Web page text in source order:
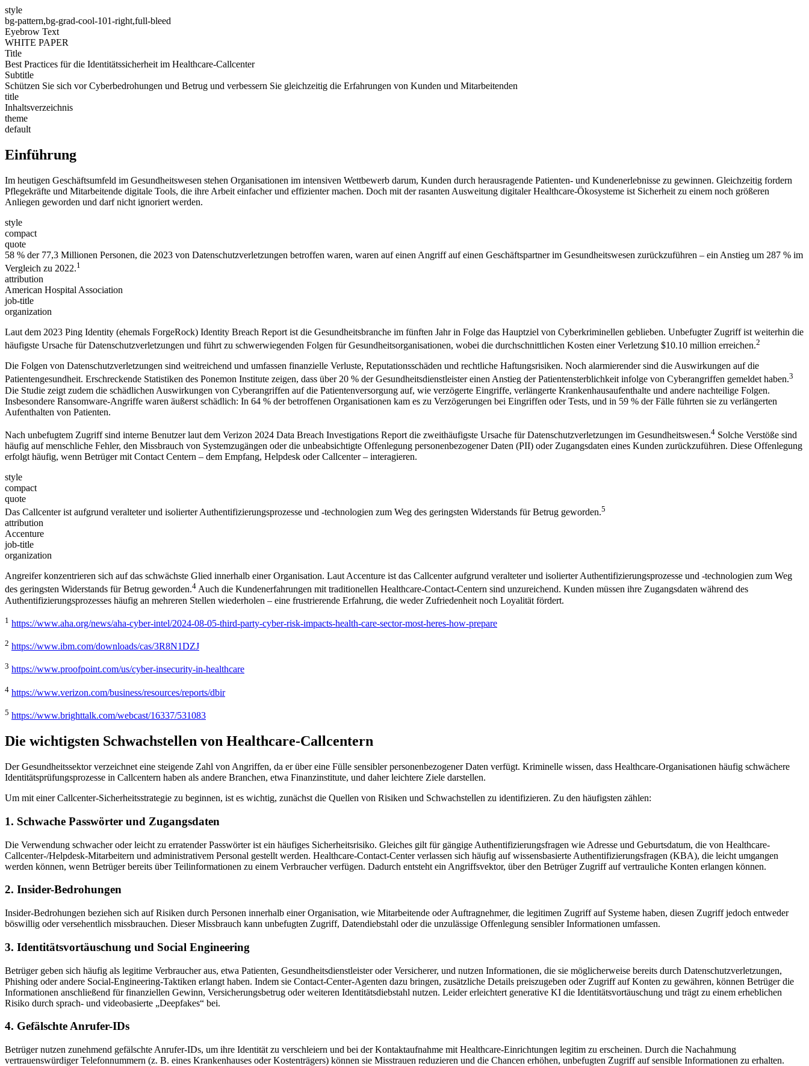
style
bg-pattern,bg-grad-cool-101-right,full-bleed
Eyebrow Text
WHITE PAPER
Title
Best Practices für die Identitätssicherheit im Healthcare-Callcenter
Subtitle
Schützen Sie sich vor Cyberbedrohungen und Betrug und verbessern Sie gleichzeitig die Erfahrungen von Kunden und Mitarbeitenden
title
Inhaltsverzeichnis
theme
default
Einführung
Im heutigen Geschäftsumfeld im Gesundheitswesen stehen Organisationen im intensiven Wettbewerb darum, Kunden durch herausragende Patienten- und Kundenerlebnisse zu gewinnen. Gleichzeitig fordern
Pflegekräfte und Mitarbeitende digitale Tools, die ihre Arbeit einfacher und effizienter machen. Doch mit der rasanten Ausweitung digitaler Healthcare-Ökosysteme ist Sicherheit zu einem noch größeren
Anliegen geworden und darf nicht ignoriert werden.
style
compact
quote
58 % der 77,3 Millionen Personen, die 2023 von Datenschutzverletzungen betroffen waren, waren auf einen Angriff auf einen Geschäftspartner im Gesundheitswesen zurückzuführen – ein Anstieg um 287 % im
Vergleich zu 2022.1
attribution
American Hospital Association
job-title
organization
Laut dem 2023 Ping Identity (ehemals ForgeRock) Identity Breach Report ist die Gesundheitsbranche im fünften Jahr in Folge das Hauptziel von Cyberkriminellen geblieben. Unbefugter Zugriff ist weiterhin die
häufigste Ursache für Datenschutzverletzungen und führt zu schwerwiegenden Folgen für Gesundheitsorganisationen, wobei die durchschnittlichen Kosten einer Verletzung $10.10 million erreichen.2
Die Folgen von Datenschutzverletzungen sind weitreichend und umfassen finanzielle Verluste, Reputationsschäden und rechtliche Haftungsrisiken. Noch alarmierender sind die Auswirkungen auf die
Patientengesundheit. Erschreckende Statistiken des Ponemon Institute zeigen, dass über 20 % der Gesundheitsdienstleister einen Anstieg der Patientensterblichkeit infolge von Cyberangriffen gemeldet haben.3
Die Studie zeigt zudem die schädlichen Auswirkungen von Cyberangriffen auf die Patientenversorgung auf, wie verzögerte Eingriffe, verlängerte Krankenhausaufenthalte und andere nachteilige Folgen.
Insbesondere Ransomware-Angriffe waren äußerst schädlich: In 64 % der betroffenen Organisationen kam es zu Verzögerungen bei Eingriffen oder Tests, und in 59 % der Fälle führten sie zu verlängerten
Aufenthalten von Patienten.
Nach unbefugtem Zugriff sind interne Benutzer laut dem Verizon 2024 Data Breach Investigations Report die zweithäufigste Ursache für Datenschutzverletzungen im Gesundheitswesen.4 Solche Verstöße sind
häufig auf menschliche Fehler, den Missbrauch von Systemzugängen oder die unbeabsichtigte Offenlegung personenbezogener Daten (PII) oder Zugangsdaten eines Kunden zurückzuführen. Diese Offenlegung
erfolgt häufig, wenn Betrüger mit Contact Centern – dem Empfang, Helpdesk oder Callcenter – interagieren.
style
compact
quote
Das Callcenter ist aufgrund veralteter und isolierter Authentifizierungsprozesse und -technologien zum Weg des geringsten Widerstands für Betrug geworden.5
attribution
Accenture
job-title
organization
Angreifer konzentrieren sich auf das schwächste Glied innerhalb einer Organisation. Laut Accenture ist das Callcenter aufgrund veralteter und isolierter Authentifizierungsprozesse und -technologien zum Weg
des geringsten Widerstands für Betrug geworden.4 Auch die Kundenerfahrungen mit traditionellen Healthcare-Contact-Centern sind unzureichend. Kunden müssen ihre Zugangsdaten während des
Authentifizierungsprozesses häufig an mehreren Stellen wiederholen – eine frustrierende Erfahrung, die weder Zufriedenheit noch Loyalität fördert.
1 https://www.aha.org/news/aha-cyber-intel/2024-08-05-third-party-cyber-risk-impacts-health-care-sector-most-heres-how-prepare
2 https://www.ibm.com/downloads/cas/3R8N1DZJ
3 https://www.proofpoint.com/us/cyber-insecurity-in-healthcare
4 https://www.verizon.com/business/resources/reports/dbir
5 https://www.brighttalk.com/webcast/16337/531083
Die wichtigsten Schwachstellen von Healthcare-Callcentern
Der Gesundheitssektor verzeichnet eine steigende Zahl von Angriffen, da er über eine Fülle sensibler personenbezogener Daten verfügt. Kriminelle wissen, dass Healthcare-Organisationen häufig schwächere
Identitätsprüfungsprozesse in Callcentern haben als andere Branchen, etwa Finanzinstitute, und daher leichtere Ziele darstellen.
Um mit einer Callcenter-Sicherheitsstrategie zu beginnen, ist es wichtig, zunächst die Quellen von Risiken und Schwachstellen zu identifizieren. Zu den häufigsten zählen:
1. Schwache Passwörter und Zugangsdaten
Die Verwendung schwacher oder leicht zu erratender Passwörter ist ein häufiges Sicherheitsrisiko. Gleiches gilt für gängige Authentifizierungsfragen wie Adresse und Geburtsdatum, die von Healthcare-
Callcenter-/Helpdesk-Mitarbeitern und administrativem Personal gestellt werden. Healthcare-Contact-Center verlassen sich häufig auf wissensbasierte Authentifizierungsfragen (KBA), die leicht umgangen
werden können, wenn Betrüger bereits über Teilinformationen zu einem Verbraucher verfügen. Dadurch entsteht ein Angriffsvektor, über den Betrüger Zugriff auf vertrauliche Konten erlangen können.
2. Insider-Bedrohungen
Insider-Bedrohungen beziehen sich auf Risiken durch Personen innerhalb einer Organisation, wie Mitarbeitende oder Auftragnehmer, die legitimen Zugriff auf Systeme haben, diesen Zugriff jedoch entweder
böswillig oder versehentlich missbrauchen. Dieser Missbrauch kann unbefugten Zugriff, Datendiebstahl oder die unzulässige Offenlegung sensibler Informationen umfassen.
3. Identitätsvortäuschung und Social Engineering
Betrüger geben sich häufig als legitime Verbraucher aus, etwa Patienten, Gesundheitsdienstleister oder Versicherer, und nutzen Informationen, die sie möglicherweise bereits durch Datenschutzverletzungen,
Phishing oder andere Social-Engineering-Taktiken erlangt haben. Indem sie Contact-Center-Agenten dazu bringen, zusätzliche Details preiszugeben oder Zugriff auf Konten zu gewähren, können Betrüger die
Informationen anschließend für finanziellen Gewinn, Versicherungsbetrug oder weiteren Identitätsdiebstahl nutzen. Leider erleichtert generative KI die Identitätsvortäuschung und trägt zu einem erheblichen
Risiko durch sprach- und videobasierte „Deepfakes“ bei.
4. Gefälschte Anrufer-IDs
Betrüger nutzen zunehmend gefälschte Anrufer-IDs, um ihre Identität zu verschleiern und bei der Kontaktaufnahme mit Healthcare-Einrichtungen legitim zu erscheinen. Durch die Nachahmung
vertrauenswürdiger Telefonnummern (z. B. eines Krankenhauses oder Kostenträgers) können sie Misstrauen reduzieren und die Chancen erhöhen, unbefugten Zugriff auf sensible Informationen zu erhalten.